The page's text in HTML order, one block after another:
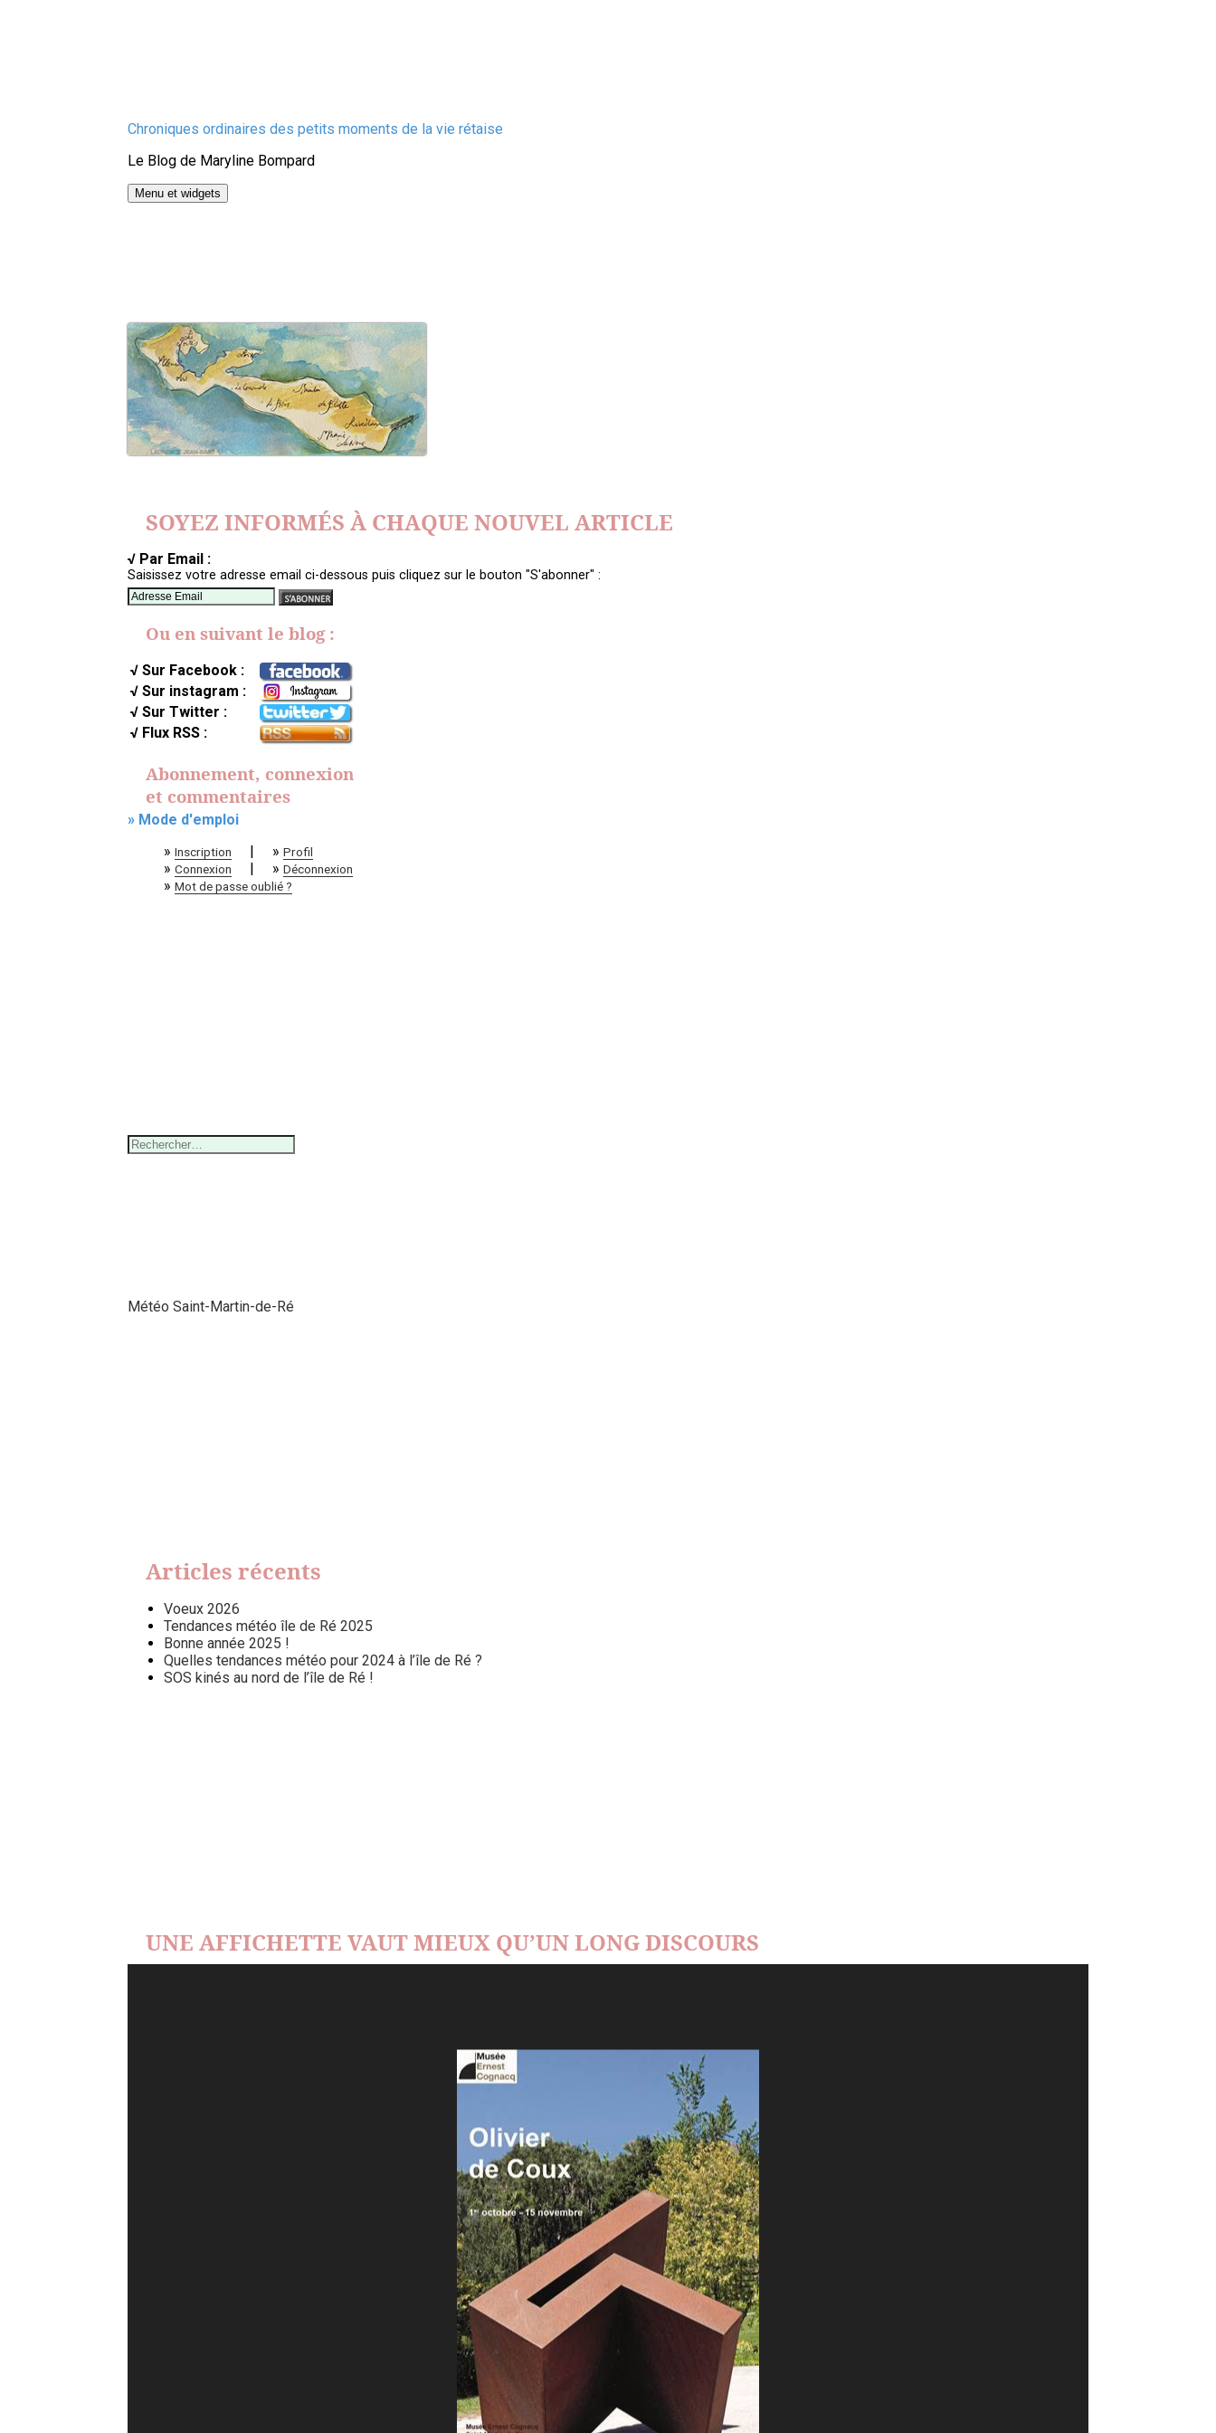
Chroniques ordinaires des petits moments de la vie rétaise
Le Blog de Maryline Bompard
Menu et widgets
SOYEZ INFORMÉS À CHAQUE NOUVEL ARTICLE
√ Par Email :
Saisissez votre adresse email ci-dessous puis cliquez sur le bouton "S'abonner" :
Ou en suivant le blog :
√ Sur Facebook :
√ Sur instagram :
√ Sur Twitter :
√ Flux RSS :
Abonnement, connexion
et commentaires
» Mode d'emploi
» Inscription » Profil
» Connexion » Déconnexion
» Mot de passe oublié ?
Rechercher :
Météo Saint-Martin-de-Ré
Articles récents
Voeux 2026
Tendances météo île de Ré 2025
Bonne année 2025 !
Quelles tendances météo pour 2024 à l’île de Ré ?
SOS kinés au nord de l’île de Ré !
UNE AFFICHETTE VAUT MIEUX QU’UN LONG DISCOURS